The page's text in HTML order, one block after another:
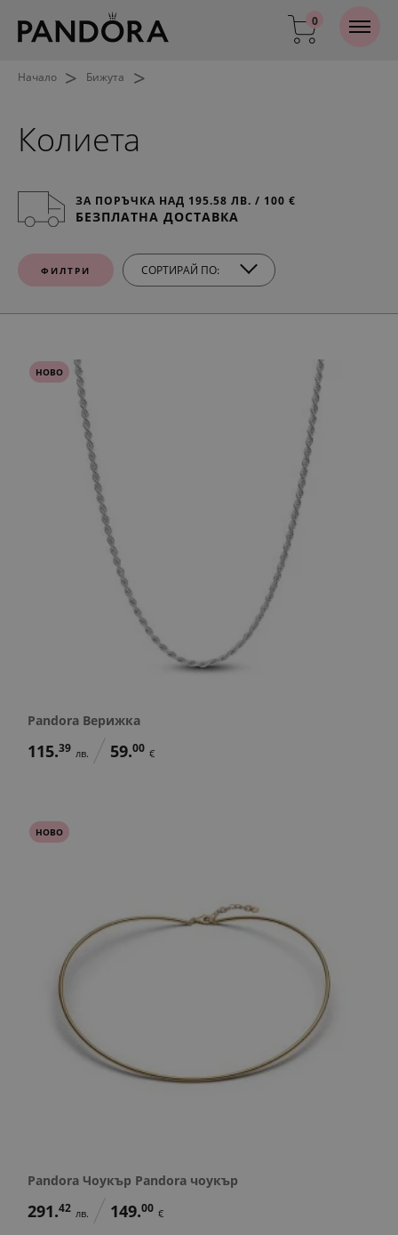
0
Начало > Бижута >
Колиета
ЗА ПОРЪЧКА НАД 195.58 ЛВ. / 100 €
БЕЗПЛАТНА ДОСТАВКА
ФИЛТРИ СОРТИРАЙ ПО:
НОВО
Pandora Верижка
115.39 лв. 59.00 €
НОВО
Pandora Чоукър Pandora чоукър
291.42 лв. 149.00 €